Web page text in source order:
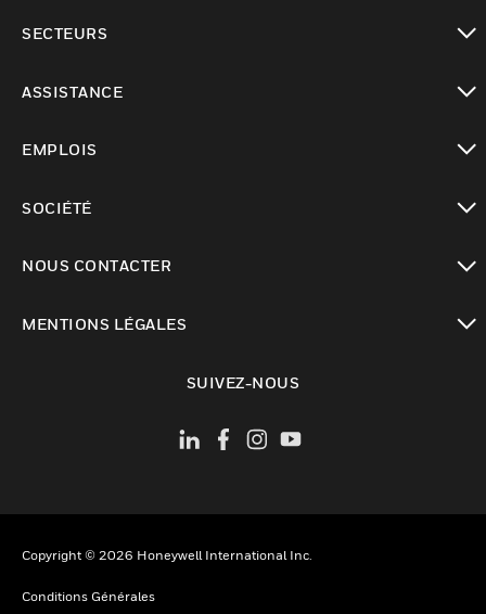
SECTEURS
ASSISTANCE
EMPLOIS
SOCIÉTÉ
NOUS CONTACTER
MENTIONS LÉGALES
SUIVEZ-NOUS
Copyright © 2026 Honeywell International Inc.
Conditions Générales